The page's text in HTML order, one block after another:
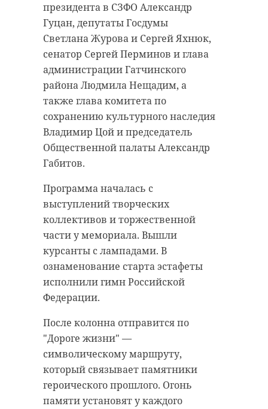
президента в СЗФО Александр
Гуцан, депутаты Госдумы
Светлана Журова и Сергей Яхнюк,
сенатор Сергей Перминов и глава
администрации Гатчинского
района Людмила Нещадим, а
также глава комитета по
сохранению культурного наследия
Владимир Цой и председатель
Общественной палаты Александр
Габитов.
Программа началась с
выступлений творческих
коллективов и торжественной
части у мемориала. Вышли
курсанты с лампадами. В
ознаменование старта эстафеты
исполнили гимн Российской
Федерации.
После колонна отправится по
"Дороге жизни" —
символическому маршруту,
который связывает памятники
героического прошлого. Огонь
памяти установят у каждого